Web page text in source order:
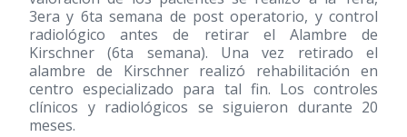
3era y 6ta semana de post operatorio, y control
radiológico antes de retirar el Alambre de
Kirschner (6ta semana). Una vez retirado el
alambre de Kirschner realizó rehabilitación en
centro especializado para tal fin. Los controles
clínicos y radiológicos se siguieron durante 20
meses.